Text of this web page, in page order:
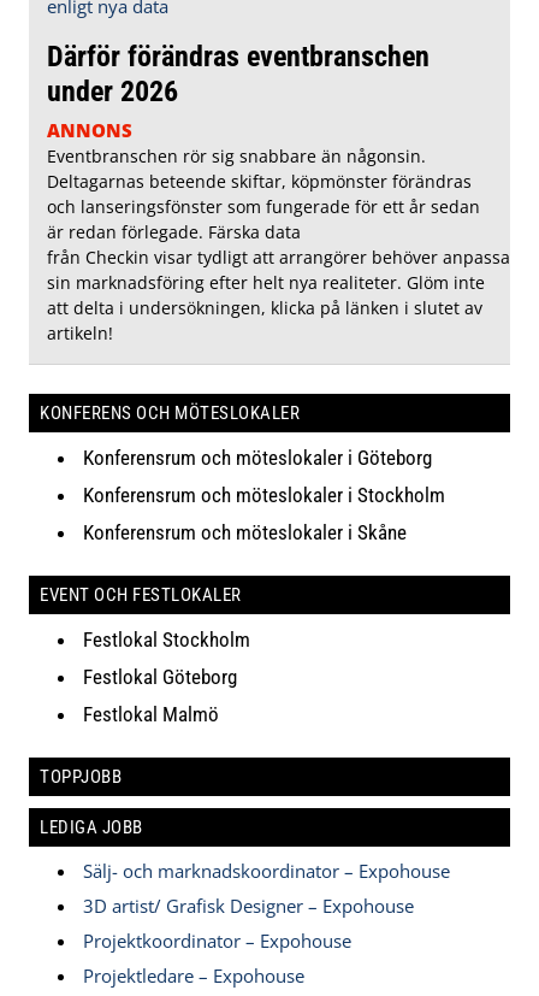
Därför förändras eventbranschen
under 2026
ANNONS
Eventbranschen rör sig snabbare än någonsin.
Deltagarnas beteende skiftar, köpmönster förändras
och lanseringsfönster som fungerade för ett år sedan
är redan förlegade. Färska data
från Checkin visar tydligt att arrangörer behöver anpassa
sin marknadsföring efter helt nya realiteter. Glöm inte
att delta i undersökningen, klicka på länken i slutet av
artikeln!
KONFERENS OCH MÖTESLOKALER
Konferensrum och möteslokaler i Göteborg
Konferensrum och möteslokaler i Stockholm
Konferensrum och möteslokaler i Skåne
EVENT OCH FESTLOKALER
Festlokal Stockholm
Festlokal Göteborg
Festlokal Malmö
TOPPJOBB
LEDIGA JOBB
Sälj- och marknadskoordinator – Expohouse
3D artist/ Grafisk Designer – Expohouse
Projektkoordinator – Expohouse
Projektledare – Expohouse